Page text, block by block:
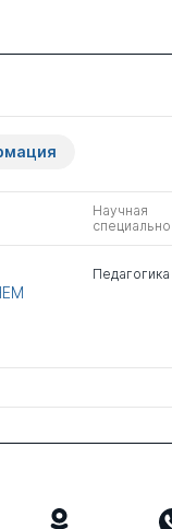
Научная
Педагогика